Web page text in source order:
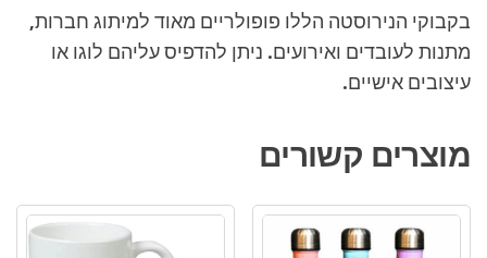
בקבוקי הנירוסטה הללו פופולריים מאוד למיתוג חברות,
מתנות לעובדים ואירועים. ניתן להדפיס עליהם לוגו או
עיצובים אישיים.
מוצרים קשורים